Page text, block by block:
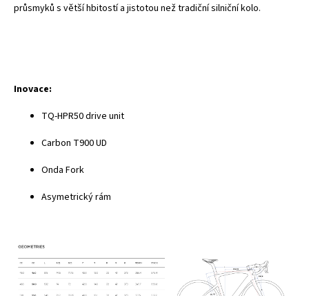
průsmyků s větší hbitostí a jistotou než tradiční silniční kolo.
Inovace:
TQ-HPR50 drive unit
Carbon T900 UD
Onda Fork
Asymetrický rám